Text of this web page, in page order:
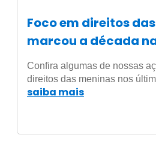
Foco em direitos
marcou a década
International Brasil
Confira algumas de nossas
direitos das meninas nos
saiba mais